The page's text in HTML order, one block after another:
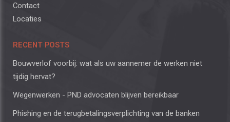
Contact
Locaties
RECENT POSTS
Bouwverlof voorbij: wat als uw aannemer de werken niet
tijdig hervat?
Wegenwerken - PND advocaten blijven bereikbaar
Phishing en de terugbetalingsverplichting van de banken